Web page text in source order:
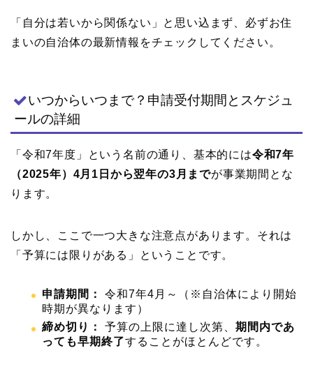
「自分は若いから関係ない」と思い込まず、必ずお住
まいの自治体の最新情報をチェックしてください。
いつからいつまで？申請受付期間とスケジュ
ールの詳細
「令和7年度」という名前の通り、基本的には令和7年
（2025年）4月1日から翌年の3月までが事業期間とな
ります。
しかし、ここで一つ大きな注意点があります。それは
「予算には限りがある」ということです。
申請期間：
令和7年4月～（※自治体により開始
時期が異なります）
締め切り：
予算の上限に達し次第、 期間内であ
っても早期終了することがほとんどです。